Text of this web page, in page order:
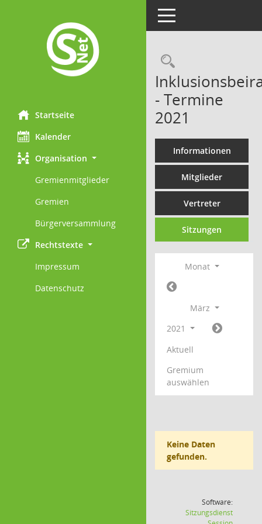
Startseite
Kalender
Organisation
Gremienmitglieder
Gremien
Bürgerversammlung
Rechtstexte
Impressum
Datenschutz
Toggle navigation
- Termine
2021
Informationen
Mitglieder
Vertreter
Sitzungen
Monat
März
2021
Aktuell
Gremium
auswählen
Keine Daten
gefunden.
Software:
Sitzungsdienst